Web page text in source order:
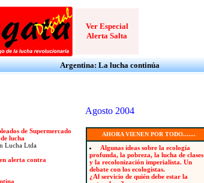
Ver Especial
Alerta Salta
Argentina: La lucha continúa
Agosto 2004
AHORA VIENEN POR TODO.......
Algunas ideas sobre la ecología
profunda, la pobreza, la lucha de clases
y la recolonización imperialista. Un
debate con los ecologistas.
¿Al servicio de quién debe estar la
de Supermercado
lucha
Lucha Ltda
alerta contra